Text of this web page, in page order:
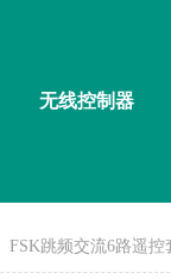
无线控制器
FSK跳频交流6路遥控